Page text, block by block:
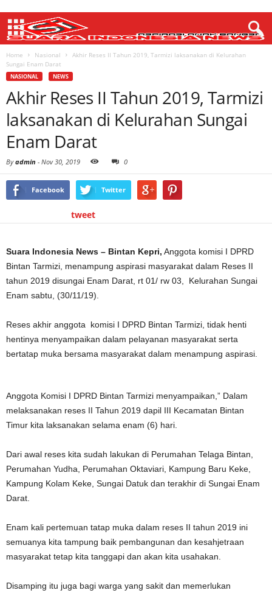
Home Nasional
Akhir Reses II Tahun 2019, Tarmizi laksanakan di Kelurahan
Sungai Enam Darat
NASIONAL NEWS
Akhir Reses II Tahun 2019, Tarmizi
laksanakan di Kelurahan Sungai
Enam Darat
Byadmin - Nov 30, 2019 0
Facebook Twitter
tweet
Suara Indonesia News – Bintan Kepri, Anggota komisi I DPRD
Bintan Tarmizi, menampung aspirasi masyarakat dalam Reses II
tahun 2019 disungai Enam Darat, rt 01/ rw 03, Kelurahan Sungai
Enam sabtu, (30/11/19).
Reses akhir anggota komisi I DPRD Bintan Tarmizi, tidak henti
hentinya menyampaikan dalam pelayanan masyarakat serta
bertatap muka bersama masyarakat dalam menampung aspirasi.
Anggota Komisi I DPRD Bintan Tarmizi menyampaikan,” Dalam
melaksanakan reses II Tahun 2019 dapil III Kecamatan Bintan
Timur kita laksanakan selama enam (6) hari.
Dari awal reses kita sudah lakukan di Perumahan Telaga Bintan,
Perumahan Yudha, Perumahan Oktaviari, Kampung Baru Keke,
Kampung Kolam Keke, Sungai Datuk dan terakhir di Sungai Enam
Darat.
Enam kali pertemuan tatap muka dalam reses II tahun 2019 ini
semuanya kita tampung baik pembangunan dan kesahjetraan
masyarakat tetap kita tanggapi dan akan kita usahakan.
Disamping itu juga bagi warga yang sakit dan memerlukan